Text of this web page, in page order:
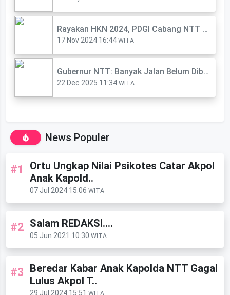
Rayakan HKN 2024, PDGI Cabang NTT Bakti Sosial di SDI Osiloa Kabupaten Kupang
17 Nov 2024 16:44 WITA
‎Gubernur NTT: Banyak Jalan Belum Dibangun karna Kami Tidak Berutang
22 Dec 2025 11:34 WITA
News Populer
#1
Ortu Ungkap Nilai Psikotes Catar Akpol
Anak Kapold..
07 Jul 2024 15:06 WITA
#2 Salam REDAKSI....
05 Jun 2021 10:30 WITA
#3 Beredar Kabar Anak Kapolda NTT Gagal
Lulus Akpol T..
29 Jul 2024 15:51 WITA